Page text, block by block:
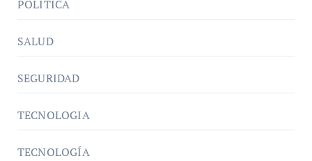
POLÍTICA
SALUD
SEGURIDAD
TECNOLOGIA
TECNOLOGÍA